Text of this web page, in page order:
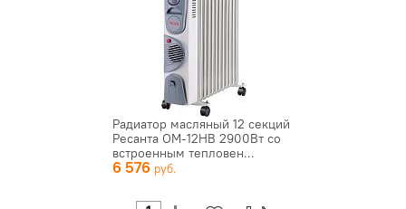
Радиатор масляный 12 секций
Ресанта ОМ-12НВ 2900Вт со
встроенным тепловен...
6 576